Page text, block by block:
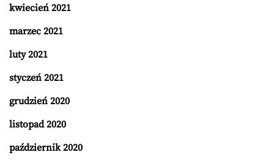
kwiecień 2021
marzec 2021
luty 2021
styczeń 2021
grudzień 2020
listopad 2020
październik 2020